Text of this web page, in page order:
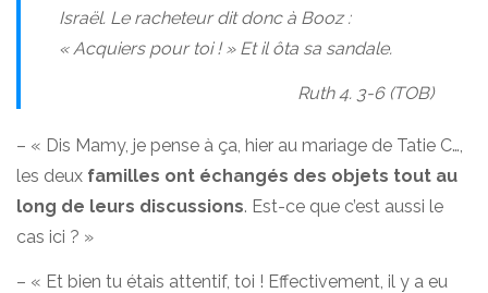
Israël. Le racheteur dit donc à Booz :
« Acquiers pour toi ! » Et il ôta sa sandale.
Ruth 4. 3-6 (TOB)
– « Dis Mamy, je pense à ça, hier au mariage de Tatie C…,
les deux familles ont échangés des objets tout au
long de leurs discussions. Est-ce que c’est aussi le
cas ici ? »
– « Et bien tu étais attentif, toi ! Effectivement, il y a eu